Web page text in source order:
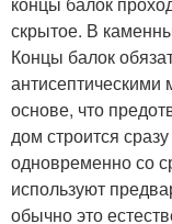
скрытое. В
Концы балок
основе, что
дом строится
одновременно со
используют
обычно это